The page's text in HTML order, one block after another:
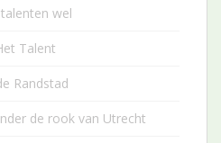
wel
Talent
Randstad
de rook van Utrecht